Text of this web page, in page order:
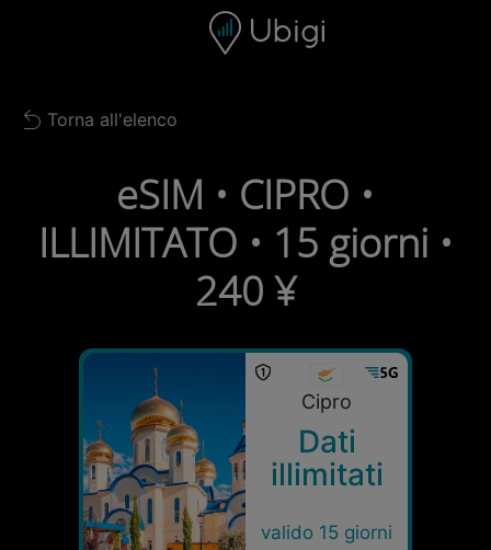
Barra di navigazione
Back to list
Torna all'elenco
eSIM • CIPRO •
ILLIMITATO • 15 giorni •
240 ¥
Cipro
Dati
illimitati
valido 15 giorni